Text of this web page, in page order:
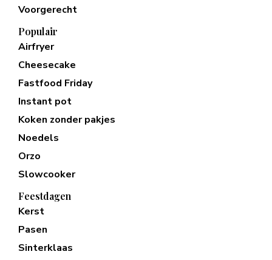
Voorgerecht
Populair
Airfryer
Cheesecake
Fastfood Friday
Instant pot
Koken zonder pakjes
Noedels
Orzo
Slowcooker
Feestdagen
Kerst
Pasen
Sinterklaas